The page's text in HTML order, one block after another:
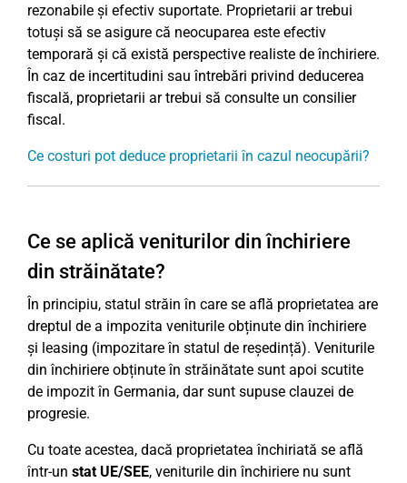
rezonabile și efectiv suportate. Proprietarii ar trebui
totuși să se asigure că neocuparea este efectiv
temporară și că există perspective realiste de închiriere.
În caz de incertitudini sau întrebări privind deducerea
fiscală, proprietarii ar trebui să consulte un consilier
fiscal.
Ce costuri pot deduce proprietarii în cazul neocupării?
Ce se aplică veniturilor din închiriere
din străinătate?
În principiu, statul străin în care se află proprietatea are
dreptul de a impozita veniturile obținute din închiriere
și leasing (impozitare în statul de reședință). Veniturile
din închiriere obținute în străinătate sunt apoi scutite
de impozit în Germania, dar sunt supuse clauzei de
progresie.
Cu toate acestea, dacă proprietatea închiriată se află
într-un stat UE/SEE, veniturile din închiriere nu sunt